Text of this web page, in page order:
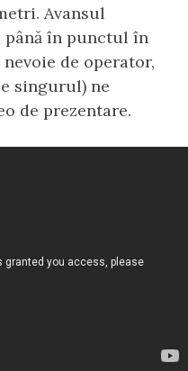
Avansul
în punctul în
de operator,
singurul) ne
de prezentare.